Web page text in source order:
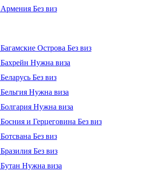
Армения Без виз
Багамские Острова Без виз
Бахрейн Нужна виза
Беларусь Без виз
Бельгия Нужна виза
Болгария Нужна виза
Босния и Герцеговина Без виз
Ботсвана Без виз
Бразилия Без виз
Бутан Нужна виза